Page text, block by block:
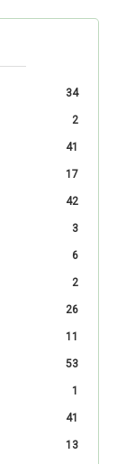
34
2
41
17
42
3
6
2
26
11
53
1
41
13